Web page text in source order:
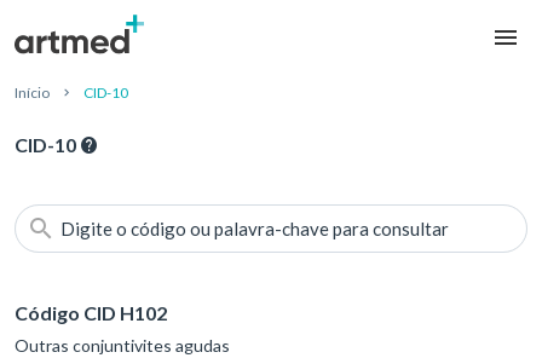
Início CID-10
CID-10
Digite o código ou palavra-chave para consultar
Código CID H102
Outras conjuntivites agudas